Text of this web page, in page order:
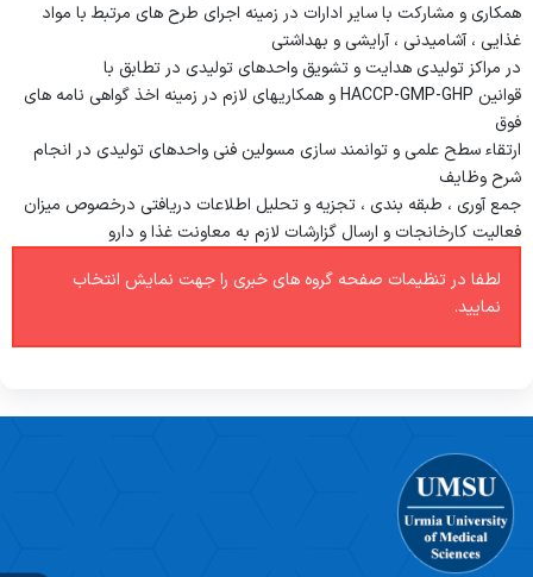
بایگانی امور مالی
امور قراردادها
همکاری و مشارکت با سایر ادارات در زمینه اجرای طرح های مرتبط با مواد
غذایی ، آشامیدنی ، آرایشی و بهداشتی
در مراکز تولیدی هدایت و تشویق واحدهای تولیدی در تطابق با
قوانین HACCP-GMP-GHPو همکاریهای لازم در زمینه اخذ گواهی نامه های
فوق
ارتقاء سطح علمی و توانمند سازی مسولین فنی واحدهای تولیدی در انجام
شرح وظایف
جمع آوری ، طبقه بندی ، تجزیه و تحلیل اطلاعات دریافتی درخصوص میزان
فعالیت کارخانجات و ارسال گزارشات لازم به معاونت غذا و دارو
لطفا در تنظیمات صفحه گروه های خبری را جهت نمایش انتخاب
نمایید.